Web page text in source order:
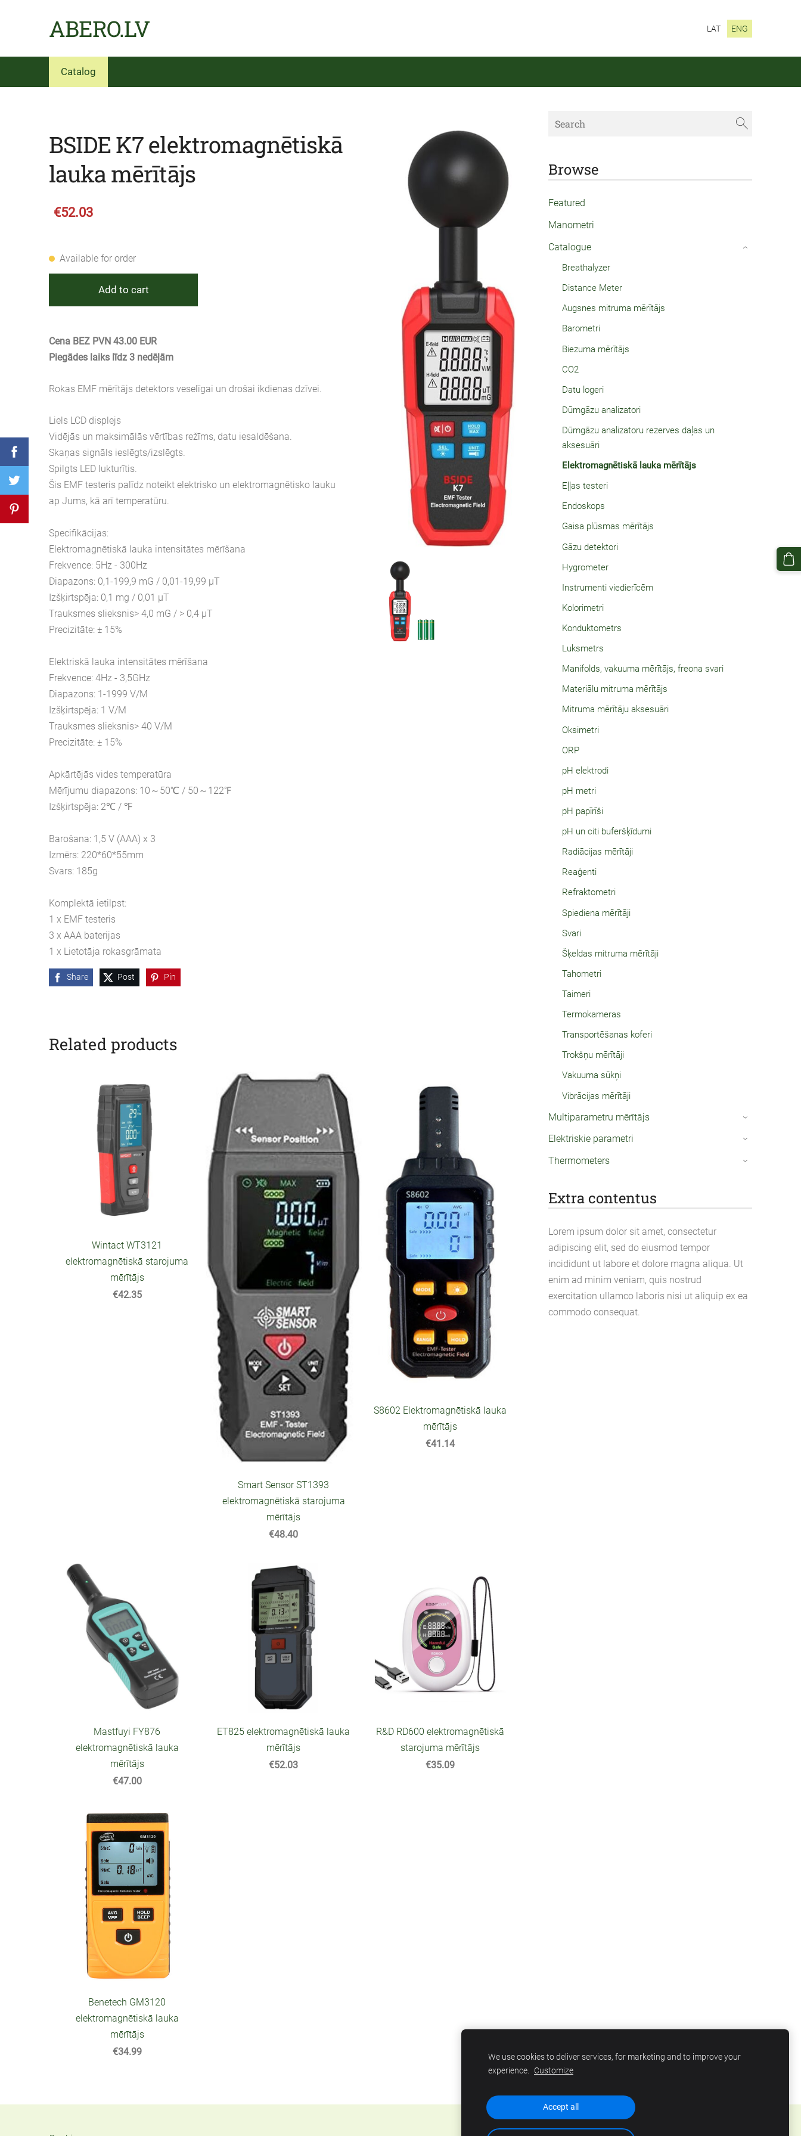
ABERO.LV LAT ENG
Catalog
Browse
Featured
Manometri
Catalogue
Breathalyzer
Distance Meter
Augsnes mitruma mērītājs
Barometri
Biezuma mērītājs
CO2
Datu logeri
Dūmgāzu analizatori
Dūmgāzu analizatoru rezerves daļas un
aksesuāri
Elektromagnētiskā lauka mērītājs
Eļļas testeri
Endoskops
Gaisa plūsmas mērītājs
Gāzu detektori
Hygrometer
Instrumenti viedierīcēm
Kolorimetri
Konduktometrs
Luksmetrs
Manifolds, vakuuma mērītājs, freona svari
Materiālu mitruma mērītājs
Mitruma mērītāju aksesuāri
Oksimetri
ORP
pH elektrodi
pH metri
pH papīrīši
pH un citi buferšķīdumi
Radiācijas mērītāji
Reaģenti
Refraktometri
Spiediena mērītāji
Svari
Šķeldas mitruma mērītāji
Tahometri
Taimeri
Termokameras
Transportēšanas koferi
Trokšņu mērītāji
Vakuuma sūkņi
Vibrācijas mērītāji
›
Multiparametru mērītājs ›
Elektriskie parametri ›
Thermometers ›
Extra contentus
Lorem ipsum dolor sit amet, consectetur
adipiscing elit, sed do eiusmod tempor
incididunt ut labore et dolore magna aliqua. Ut
enim ad minim veniam, quis nostrud
exercitation ullamco laboris nisi ut aliquip ex ea
commodo consequat.
BSIDE K7 elektromagnētiskā
lauka mērītājs
€52.03
Available for order
Add to cart
Cena BEZ PVN 43.00 EUR
Piegādes laiks līdz 3 nedēļām
Rokas EMF mērītājs detektors veselīgai un drošai ikdienas dzīvei.
Liels LCD displejs
Vidējās un maksimālās vērtības režīms, datu iesaldēšana.
Skaņas signāls ieslēgts/izslēgts.
Spilgts LED lukturītis.
Šis EMF testeris palīdz noteikt elektrisko un elektromagnētisko lauku
ap Jums, kā arī temperatūru.
Specifikācijas:
Elektromagnētiskā lauka intensitātes mērīšana
Frekvence: 5Hz - 300Hz
Diapazons: 0,1-199,9 mG / 0,01-19,99 µT
Izšķirtspēja: 0,1 mg / 0,01 µT
Trauksmes slieksnis> 4,0 mG / > 0,4 µT
Precizitāte: ± 15%
Elektriskā lauka intensitātes mērīšana
Frekvence: 4Hz - 3,5GHz
Diapazons: 1-1999 V/M
Izšķirtspēja: 1 V/M
Trauksmes slieksnis> 40 V/M
Precizitāte: ± 15%
Apkārtējās vides temperatūra
Mērījumu diapazons: 10～50℃ / 50～122℉
Izšķirtspēja: 2℃ / ℉
Barošana: 1,5 V (AAA) x 3
Izmērs: 220*60*55mm
Svars: 185g
Komplektā ietilpst:
1 x EMF testeris
3 x AAA baterijas
1 x Lietotāja rokasgrāmata
Share Post Pin
Related products
Wintact WT3121
elektromagnētiskā starojuma
mērītājs
€42.35
Smart Sensor ST1393
elektromagnētiskā starojuma
mērītājs
€48.40
S8602 Elektromagnētiskā lauka
mērītājs
€41.14
Mastfuyi FY876
elektromagnētiskā lauka
mērītājs
€47.00
ET825 elektromagnētiskā lauka
mērītājs
€52.03
R&D RD600 elektromagnētiskā
starojuma mērītājs
€35.09
Benetech GM3120
elektromagnētiskā lauka
mērītājs
€34.99
We use cookies to deliver services, for marketing and to improve your
experience. Customize
Accept all